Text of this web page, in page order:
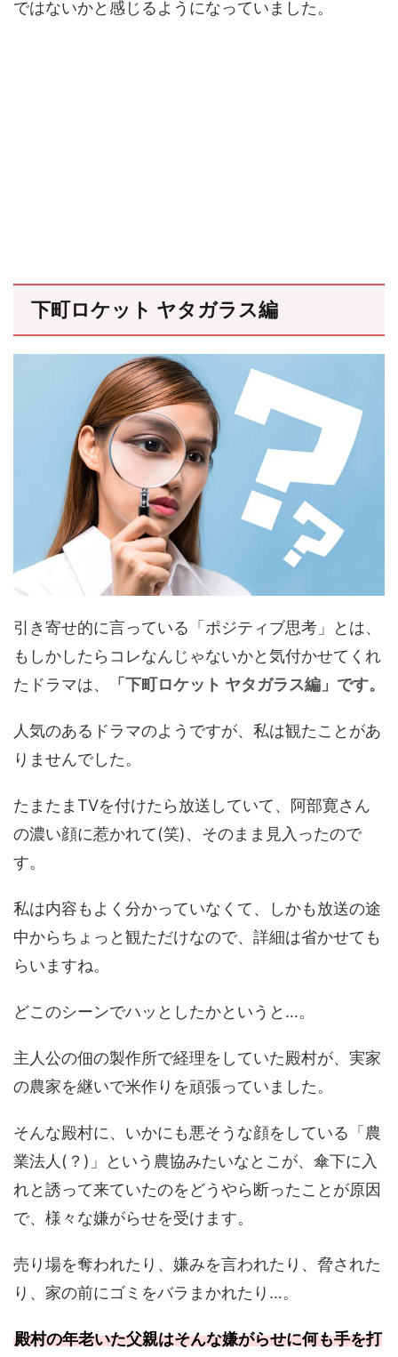
ではないかと感じるようになっていました。
下町ロケット ヤタガラス編
引き寄せ的に言っている「ポジティブ思考」とは、
もしかしたらコレなんじゃないかと気付かせてくれ
たドラマは、
「下町ロケット ヤタガラス編」です。
人気のあるドラマのようですが、私は観たことがあ
りませんでした。
たまたまTVを付けたら放送していて、阿部寛さん
の濃い顔に惹かれて(笑)、そのまま見入ったので
す。
私は内容もよく分かっていなくて、しかも放送の途
中からちょっと観ただけなので、詳細は省かせても
らいますね。
どこのシーンでハッとしたかというと…。
主人公の佃の製作所で経理をしていた殿村が、実家
の農家を継いで米作りを頑張っていました。
そんな殿村に、いかにも悪そうな顔をしている「農
業法人(？)」という農協みたいなとこが、傘下に入
れと誘って来ていたのをどうやら断ったことが原因
で、様々な嫌がらせを受けます。
売り場を奪われたり、嫌みを言われたり、脅された
り、家の前にゴミをバラまかれたり…。
殿村の年老いた父親はそんな嫌がらせに何も手を打